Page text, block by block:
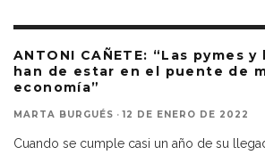
ANTONI CAÑETE: “Las pymes
han de estar en el puente de
economía”
MARTA BURGUÉS · 12 DE ENERO DE 2022
Cuando se cumple casi un año de su